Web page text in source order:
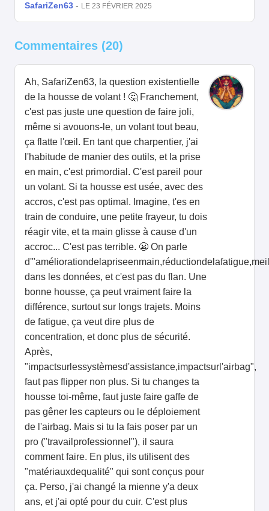
SafariZen63 - LE 23 FÉVRIER 2025
Commentaires (20)
Ah, SafariZen63, la question existentielle
de la housse de volant ! 🤔 Franchement,
c'est pas juste une question de faire joli,
même si avouons-le, un volant tout beau,
ça flatte l'œil. En tant que charpentier, j'ai
l'habitude de manier des outils, et la prise
en main, c'est primordial. C'est pareil pour
un volant. Si ta housse est usée, avec des
accros, c'est pas optimal. Imagine, t'es en
train de conduire, une petite frayeur, tu dois
réagir vite, et ta main glisse à cause d'un
accroc... C'est pas terrible. 😬 On parle
dans les données, et c'est pas du flan. Une
bonne housse, ça peut vraiment faire la
différence, surtout sur longs trajets. Moins
de fatigue, ça veut dire plus de
concentration, et donc plus de sécurité.
Après,
"impactsurlessystèmesd'assistance,impactsurl'airbag",
faut pas flipper non plus. Si tu changes ta
housse toi-même, faut juste faire gaffe de
pas gêner les capteurs ou le déploiement
de l'airbag. Mais si tu la fais poser par un
pro ("travailprofessionnel"), il saura
comment faire. En plus, ils utilisent des
"matériauxdequalité" qui sont conçus pour
ça. Perso, j'ai changé la mienne y'a deux
ans, et j'ai opté pour du cuir. C'est plus